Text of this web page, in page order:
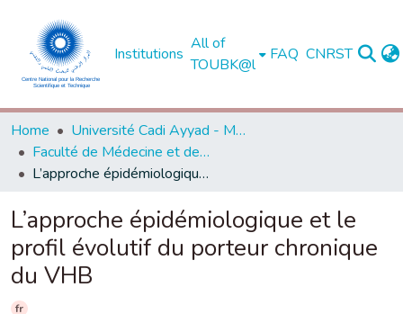
Institutions
All of
TOUBK@l
FAQ CNRST
Home
Université Cadi Ayyad - Marrakech
Faculté de Médecine et de Pharmacie - Marrakech
L’approche épidémiologique et le profil évolutif du porteur chronique du VHB
L’approche épidémiologique et le
profil évolutif du porteur chronique
du VHB
fr